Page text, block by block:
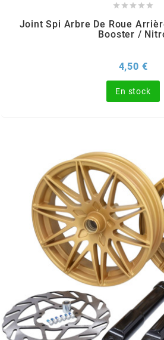
MALOSSI
MARCHALD FILTERS
MBK / YAMAHA
METEOR PISTON
METRAKIT
MICHELIN
MIKUNI
MINERVA OIL
    
Joint Spi Arbre De Roue
Booster /
4,50 €Prix
En stock